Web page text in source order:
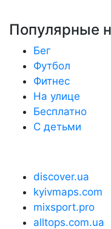
Популярные
Бег
Футбол
Фитнес
На улице
Бесплатно
С детьми
discover.ua
kyivmaps.com
mixsport.pro
alltops.com.ua